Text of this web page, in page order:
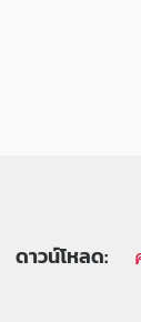
ดาวน์โหลด: